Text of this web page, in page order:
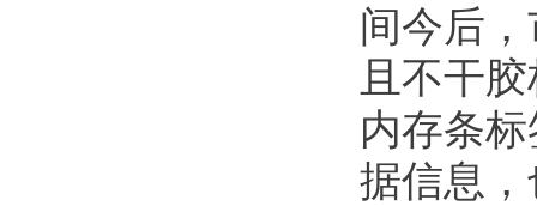
间今后
且不干
内存条
据信息